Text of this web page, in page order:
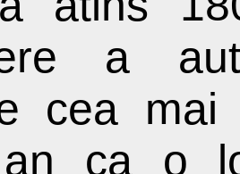
a
cea
ca o